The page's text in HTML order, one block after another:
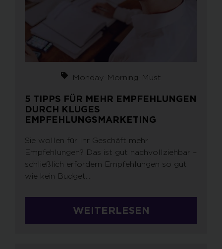
Monday-Morning-Must
5 TIPPS FÜR MEHR EMPFEHLUNGEN
DURCH KLUGES
EMPFEHLUNGSMARKETING
Sie wollen für Ihr Geschäft mehr
Empfehlungen? Das ist gut nachvollziehbar –
schließlich erfordern Empfehlungen so gut
wie kein Budget....
WEITERLESEN